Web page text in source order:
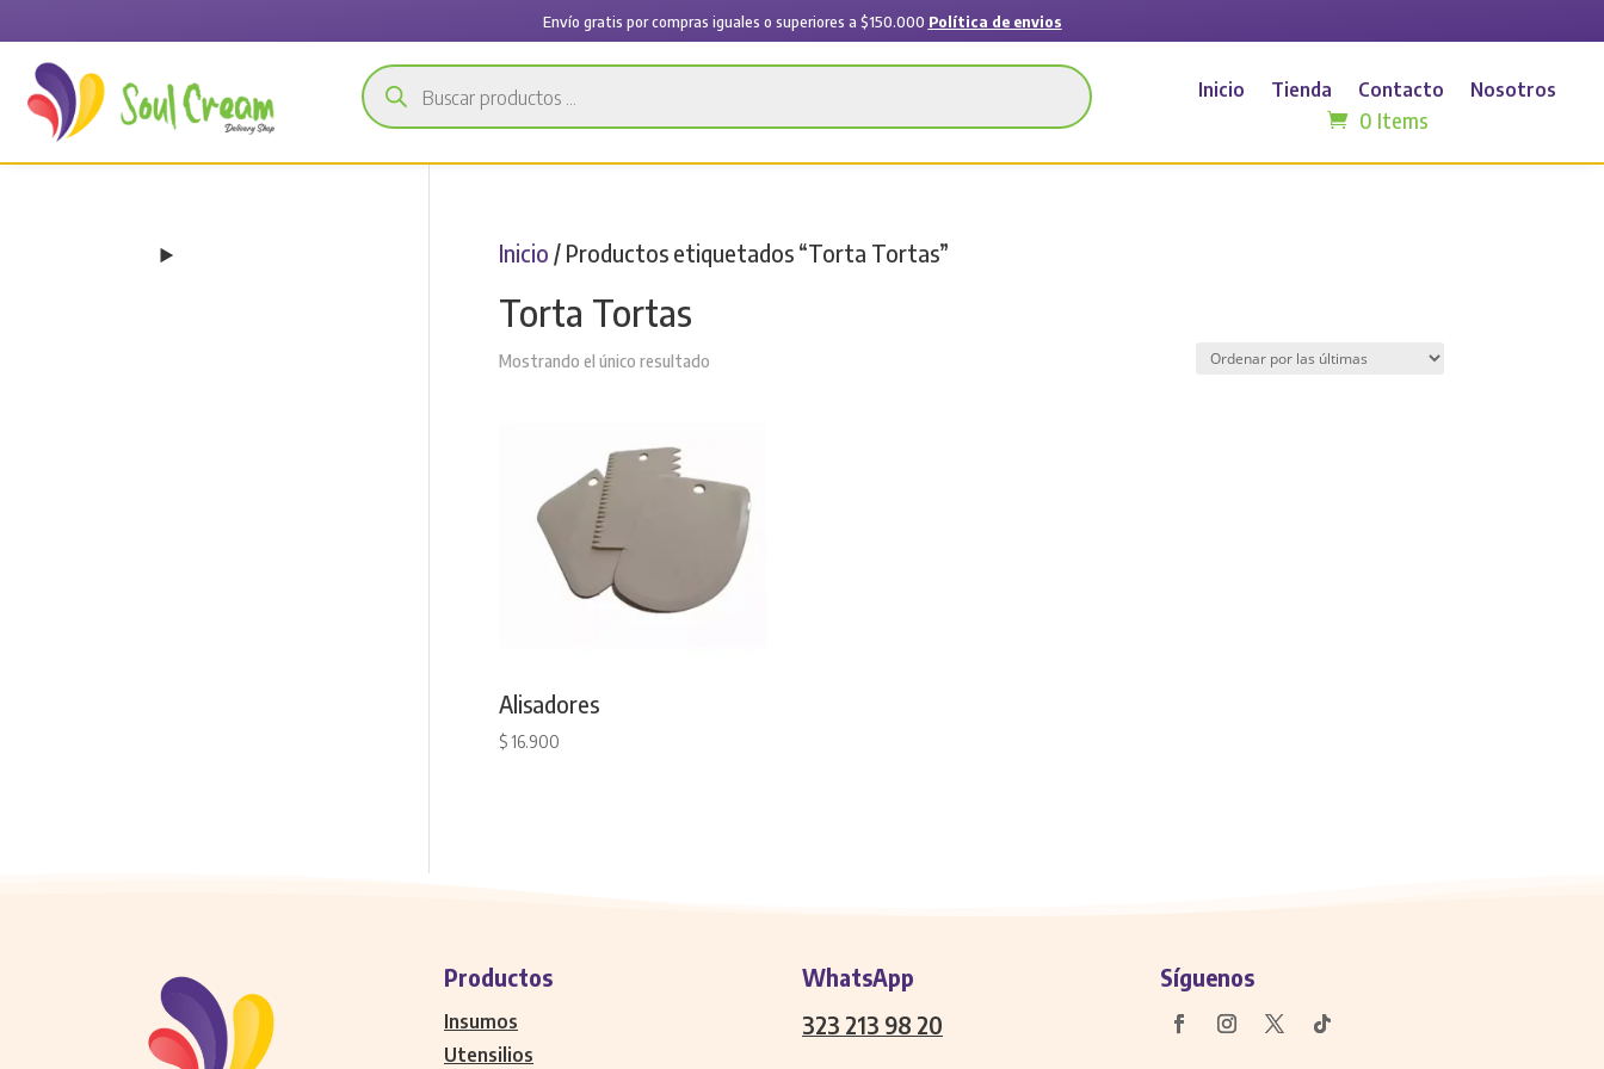
Envío gratis por compras iguales o superiores a $150.000 Política de envios
Búsqueda
de
productos
Inicio Tienda Contacto Nosotros
0 Items
Inicio / Productos etiquetados “Torta Tortas”
Torta Tortas
Mostrando el único resultado
Alisadores
$16.900
Productos
Insumos
Utensilios
WhatsApp
323 213 98 20
Síguenos